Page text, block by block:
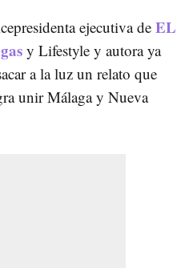
ejecutiva de EL
y Lifestyle y autora ya
a la luz un relato que
unir Málaga y Nueva